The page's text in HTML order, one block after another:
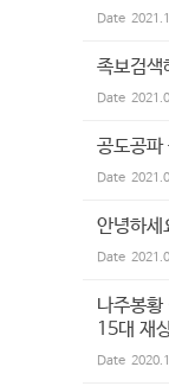
Date
족보검색
Date
공도공파
Date
안녕하세
Date
나주봉
15대 재
Date